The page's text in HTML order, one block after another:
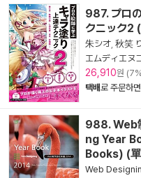
987. プロ
クニック2
朱シオ 秋笑
エムディエヌ
26,910원
택배로 주문하면
988. Web
ng Year
Books) (
Web